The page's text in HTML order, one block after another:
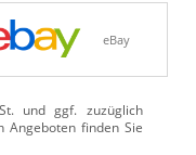
eBay
und ggf. zuzüglich
Angeboten finden Sie